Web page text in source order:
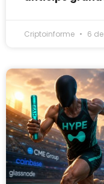
Criptoinforme 6